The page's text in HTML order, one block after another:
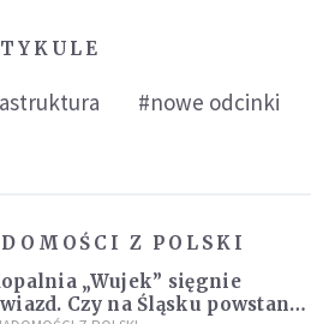
#nowe odcinki
Z POLSKI
„Wujek” sięgnie
Czy na Śląsku powstanie